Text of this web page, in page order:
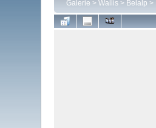
Galerie > Wallis> Belalp >